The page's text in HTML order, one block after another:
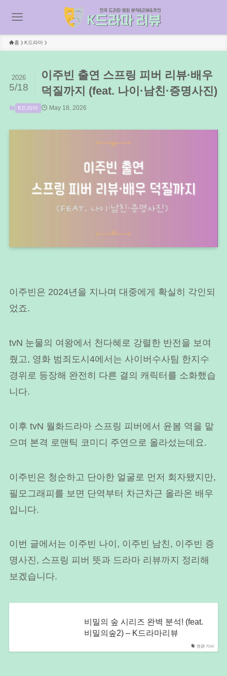
홈 K드라마
이주빈 출연 스프링 피버 리뷰·배우
덕질까지 (feat. 나이·남친·증명사진)
2026
5/18
K드라마 May 18, 2026
이주빈은 2024년을 지나며 대중에게 확실히 각인되
었죠.
tvN 눈물의 여왕에서 천다혜로 강렬한 반전을 보여
줬고, 영화 범죄도시4에서는 사이버수사팀 한지수
경위로 등장해 완전히 다른 결의 캐릭터를 소화했습
니다.
이후 tvN 월화드라마 스프링 피버에서 윤봄 역을 맡
으며 본격 로맨틱 코미디 주연으로 올라섰는데요.
이주빈은 청순하고 단아한 얼굴로 먼저 회자됐지만,
필모그래피를 보면 단역부터 차근차근 올라온 배우
입니다.
이번 글에서는 이주빈 나이, 이주빈 남친, 이주빈 증
명사진, 스프링 피버 뜻과 드라마 리뷰까지 정리해
보겠습니다.
연관 기사
비밀의 숲 시리즈 완벽 분석! (feat.
비밀의숲2) – K드라마리뷰